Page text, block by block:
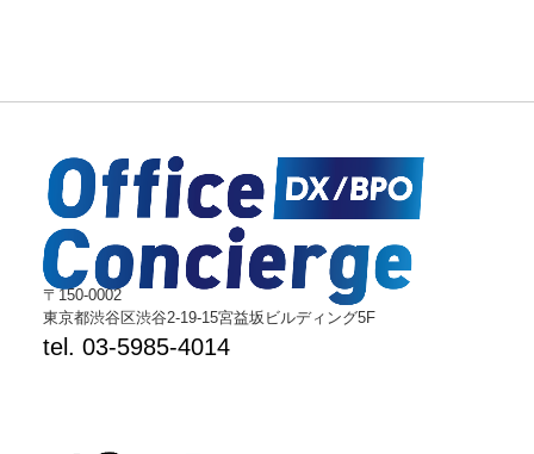
〒150-0002
東京都渋谷区渋谷2-19-15宮益坂ビルディング5F
tel. 03-5985-4014